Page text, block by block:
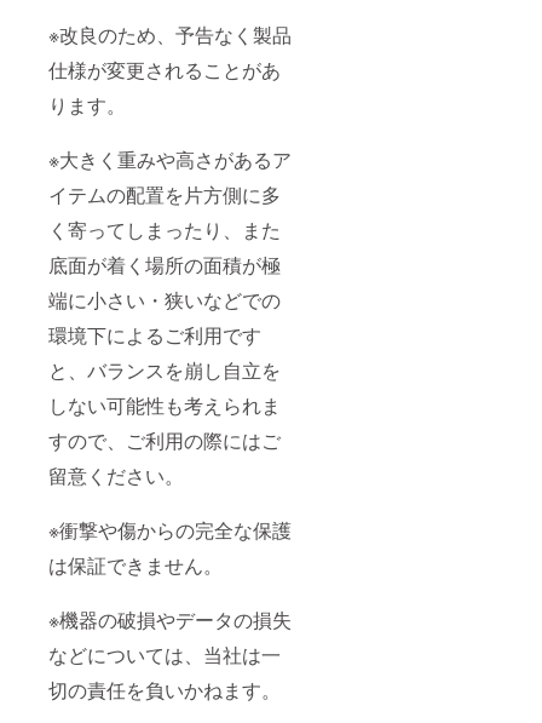
※改良のため、予告なく製品
仕様が変更されることがあ
ります。
※大きく重みや高さがあるア
イテムの配置を片方側に多
く寄ってしまったり、また
底面が着く場所の面積が極
端に小さい・狭いなどでの
環境下によるご利用です
と、バランスを崩し自立を
しない可能性も考えられま
すので、ご利用の際にはご
留意ください。
※衝撃や傷からの完全な保護
は保証できません。
※機器の破損やデータの損失
などについては、当社は一
切の責任を負いかねます。